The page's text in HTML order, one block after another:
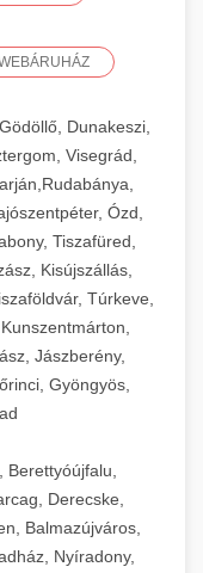
Dunakeszi,
Visegrád,
Ózd,
Tiszafüred,
Kisújszállás,
Túrkeve,
Jászberény,
Gyöngyös,
Derecske,
Balmazújváros,
Nyíradony,